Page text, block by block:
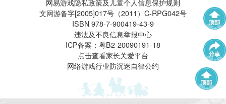
电脑版
武神坛 帮派联赛
网易游戏隐私政策及儿童个人信息保护规则
文网游备字[2005]017号（2011）C-RPG042号
ISBN 978-7-900419-43-9
违法及不良信息举报中心
ICP备案：粤B2-20090191-18
点击查看家长关爱平台
网络游戏行业防沉迷自律公约